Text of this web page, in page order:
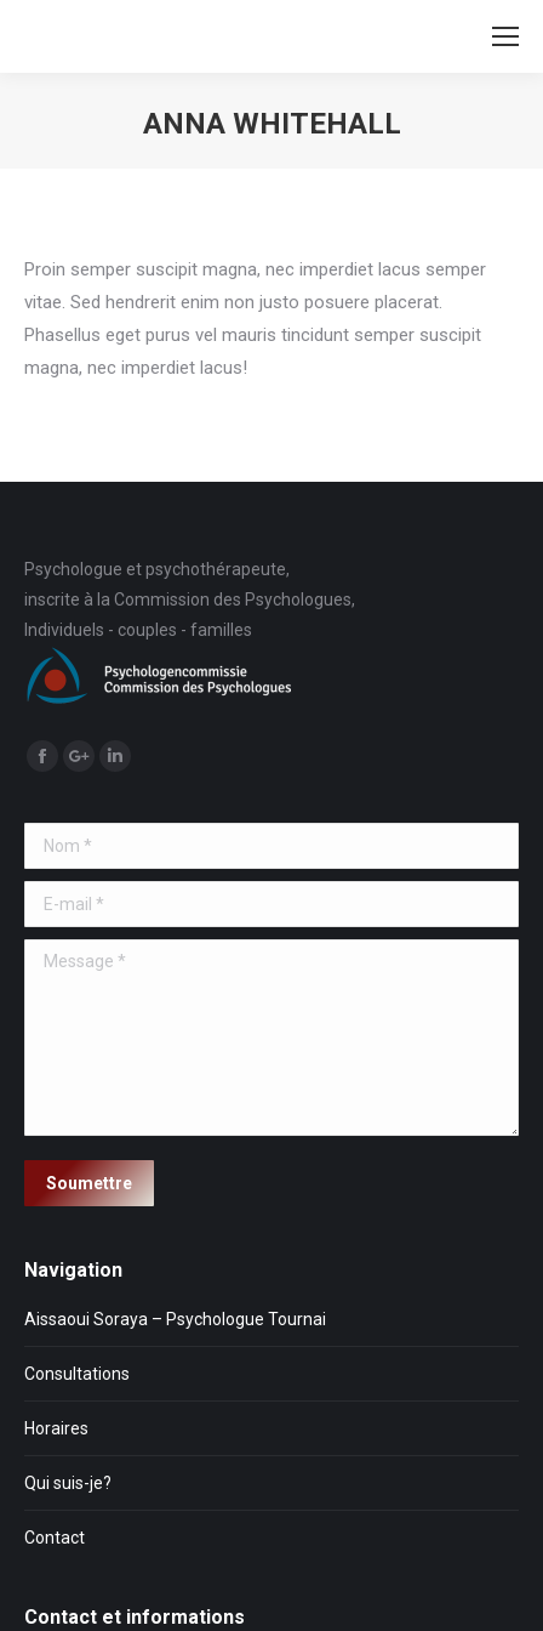
ANNA WHITEHALL
Proin semper suscipit magna, nec imperdiet lacus semper
vitae. Sed hendrerit enim non justo posuere placerat.
Phasellus eget purus vel mauris tincidunt semper suscipit
magna, nec imperdiet lacus!
Psychologue et psychothérapeute,
inscrite à la Commission des Psychologues,
Individuels - couples - familles
Trouvez nous sur :
Facebook
Nom *
E-mail *
Message *
Soumettre
Navigation
Aissaoui Soraya – Psychologue Tournai
Consultations
Horaires
Qui suis-je?
Contact
Contact et informations